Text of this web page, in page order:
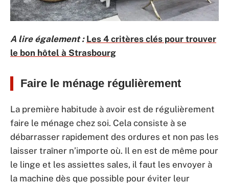
A lire également : Les 4 critères clés pour trouver
le bon hôtel à Strasbourg
Faire le ménage régulièrement
La première habitude à avoir est de régulièrement
faire le ménage chez soi. Cela consiste à se
débarrasser rapidement des ordures et non pas les
laisser traîner n’importe où. Il en est de même pour
le linge et les assiettes sales, il faut les envoyer à
la machine dès que possible pour éviter leur